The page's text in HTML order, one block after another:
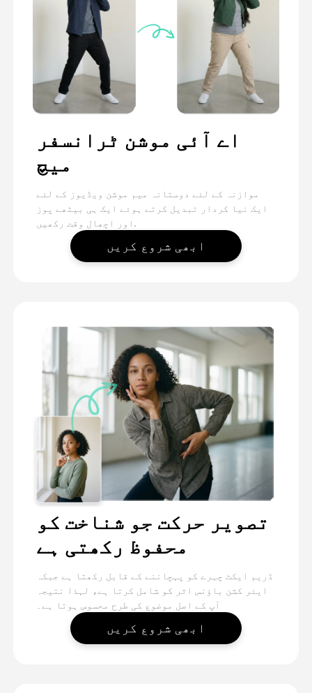
اے آئی موشن ٹرانسفر
میچ
موازنہ کے لئے دوستانہ میم موشن ویڈیوز کے لئے
ایک نیا کردار تبدیل کرتے ہوئے ایک ہی بیٹھے پوز
اور اچھال وقت رکھیں.
ابھی شروع کریں
تصویر حرکت جو شناخت کو
محفوظ رکھتی ہے
ڈریم ایکٹ چہرے کو پہچاننے کے قابل رکھتا ہے جبکہ
ایئر کشن باؤنس اثر کو شامل کرتا ہے، لہذا نتیجہ
آپ کے اصل موضوع کی طرح محسوس ہوتا ہے۔
ابھی شروع کریں